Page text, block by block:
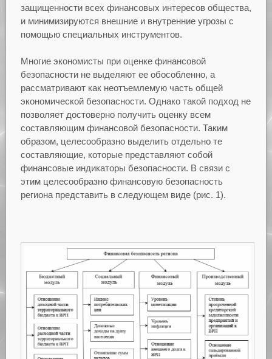
защищенности всех финансовых интересов общества,
и минимизируются внешние и внутренние угрозы с
помощью специальных инструментов.
Многие экономисты при оценке финансовой
безопасности не выделяют ее обособленно, а
рассматривают как неотъемлемую часть общей
экономической безопасности. Однако такой подход не
позволяет достоверно получить оценку всем
составляющим финансовой безопасности. Таким
образом, целесообразно выделить отдельно те
составляющие, которые представляют собой
финансовые индикаторы безопасности. В связи с
этим целесообразно финансовую безопасность
региона представить в следующем виде (рис. 1).